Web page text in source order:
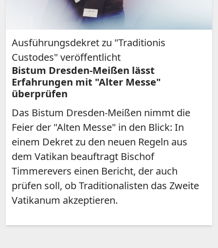
Ausführungsdekret zu "Traditionis
Custodes" veröffentlicht
Bistum Dresden-Meißen lässt
Erfahrungen mit "Alter Messe"
überprüfen
Das Bistum Dresden-Meißen nimmt die
Feier der "Alten Messe" in den Blick: In
einem Dekret zu den neuen Regeln aus
dem Vatikan beauftragt Bischof
Timmerevers einen Bericht, der auch
prüfen soll, ob Traditionalisten das Zweite
Vatikanum akzeptieren.